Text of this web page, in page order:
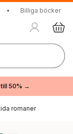
• Billiga böcker
50% →
romaner